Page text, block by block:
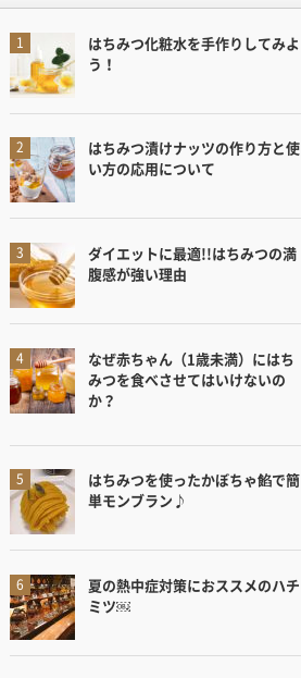
はちみつ化粧水を手作りしてみよ
う！
はちみつ漬けナッツの作り方と使
い方の応用について
ダイエットに最適!!はちみつの満
腹感が強い理由
なぜ赤ちゃん（1歳未満）にはち
みつを食べさせてはいけないの
か？
はちみつを使ったかぼちゃ餡で簡
単モンブラン♪
夏の熱中症対策におススメのハチ
ミツ￼